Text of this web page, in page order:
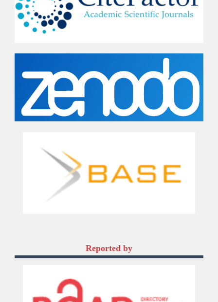
Reported by